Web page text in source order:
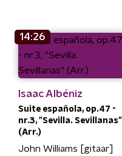
14:26
Isaac Albéniz
Suite española, op.47 -
nr.3, "Sevilla. Sevillanas"
(Arr.)
John Williams [gitaar]